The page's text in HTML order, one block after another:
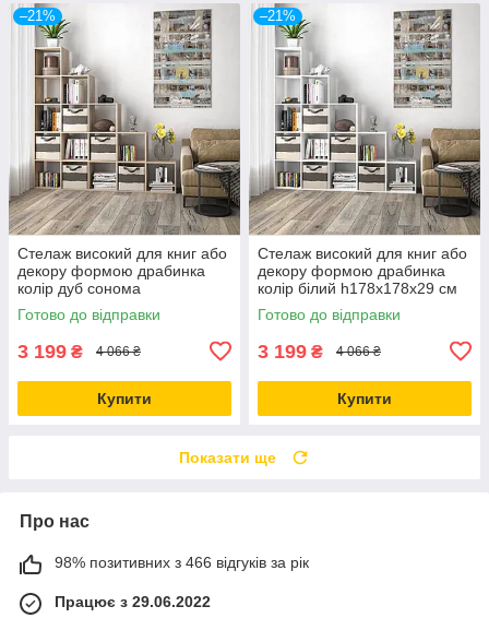
–21%
Стелаж високий для книг або
декору формою драбинка
колір дуб сонома
h178х178х29 см
Готово до відправки
3 199 ₴ 4 066 ₴
Купити
–21%
Стелаж високий для книг або
декору формою драбинка
колір білий h178х178х29 см
Готово до відправки
3 199 ₴ 4 066 ₴
Купити
Показати ще
Про нас
98% позитивних з 466 відгуків за рік
Працює з 29.06.2022